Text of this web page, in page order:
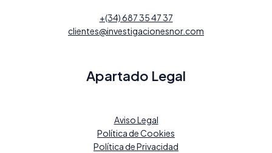
+(34) 687 35 47 37
clientes@investigacionesnor.com
Apartado Legal
Aviso Legal
Política de Cookies
Política de Privacidad